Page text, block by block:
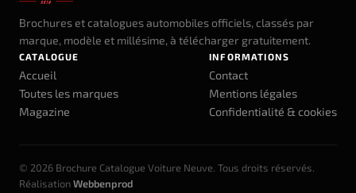
Brochures et catalogues automobiles officiels, classés par
marque, modèle et millésime, à télécharger gratuitement.
CATALOGUE
Accueil
Toutes les marques
Magazine
INFORMATIONS
Contact
Mentions légales
Confidentialité & cookies
© 2026 Brochure Catalogue Voiture Neuve. Tous droits réservés.
RéalisationWebbenprod